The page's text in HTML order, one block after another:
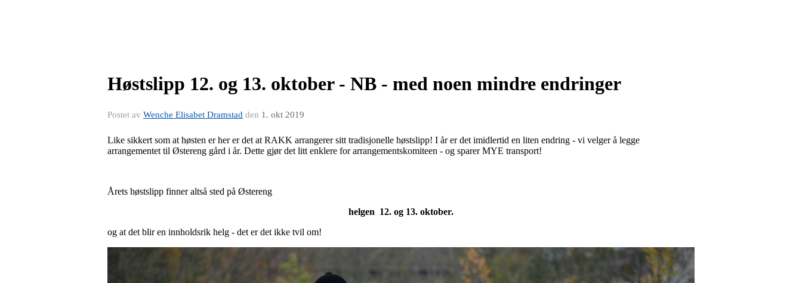
Høstslipp 12. og 13. oktober - NB - med noen mindre endringer
Postet av Wenche Elisabet Dramstad den 1. okt 2019
Like sikkert som at høsten er her er det at RAKK arrangerer sitt tradisjonelle høstslipp! I år er det imidlertid en liten endring - vi velger å legge
arrangementet til Østereng gård i år. Dette gjør det litt enklere for arrangementskomiteen - og sparer MYE transport!
Årets høstslipp finner altså sted på Østereng
helgen 12. og 13. oktober.
og at det blir en innholdsrik helg - det er det ikke tvil om!